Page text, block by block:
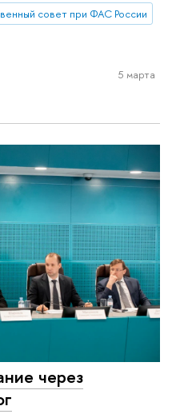
совет при ФАС России
5 марта
через